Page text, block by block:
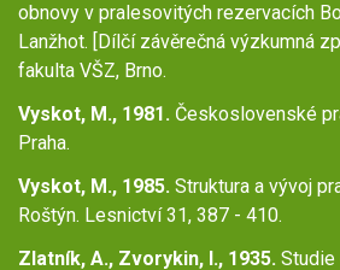
obnovy v pralesovitých rezervacích
Lanžhot. [Dílčí závěrečná výzkumná
fakulta VŠZ, Brno.
Vyskot, M., 1981. Československé
Praha.
Vyskot, M., 1985. Struktura a vývoj
Roštýn. Lesnictví 31, 387 - 410.
Zlatník, A., Zvorykin, I., 1935. Studie